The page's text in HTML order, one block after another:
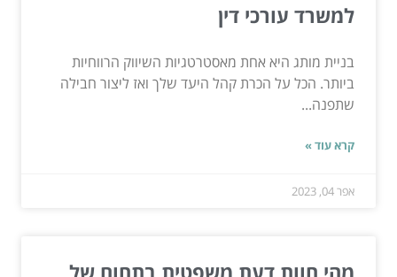
למשרד עורכי דין
בניית מותג היא אחת מאסטרטגיות השיווק הרווחיות
ביותר. הכל על הכרת קהל היעד שלך ואז ליצור חבילה
שתפנה...
קרא עוד »
אפר 04, 2023
מהי חוות דעת משפטית בתחום של